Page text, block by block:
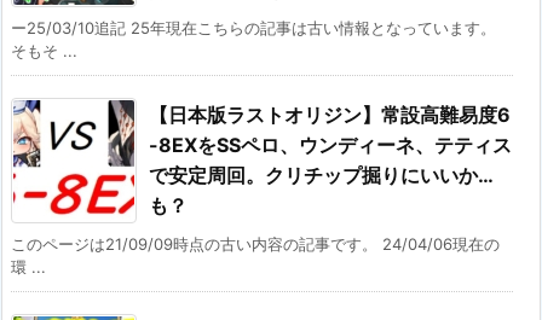
ー25/03/10追記 25年現在こちらの記事は古い情報となっています。
そもそ ...
【日本版ラストオリジン】常設高難易度6
-8EXをSSペロ、ウンディーネ、テティス
で安定周回。クリチップ掘りにいいか…
も？
このページは21/09/09時点の古い内容の記事です。 24/04/06現在の
環 ...